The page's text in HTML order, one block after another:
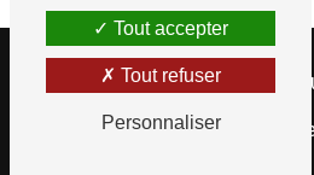
Recherches
Vistalid- 2026 - Tous droits
Tout accepter
Tout refuser
Personnaliser